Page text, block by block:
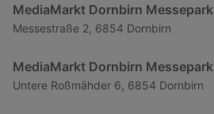
MediaMarkt Dornbirn Messepark
Messestraße 2, 6854 Dornbirn
MediaMarkt Dornbirn Messepark
Untere Roßmähder 6, 6854 Dornbirn